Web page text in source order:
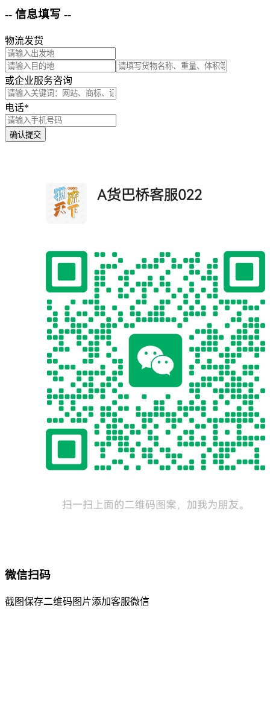
-- 信息填写 --
物流发货
或企业服务咨询
电话*
确认提交
微信扫码
截图保存二维码图片添加客服微信